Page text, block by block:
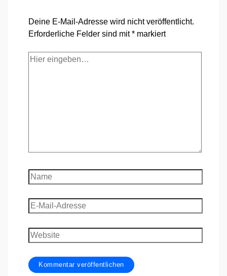
Deine E-Mail-Adresse wird nicht veröffentlicht.
Erforderliche Felder sind mit* markiert
Hier
Name
E-
Mail-
Adresse
Website